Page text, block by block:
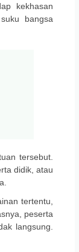
kekhasan
bangsa
tersebut.
didik, atau
tertentu,
peserta
langsung.